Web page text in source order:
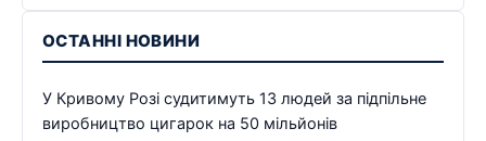
ОСТАННІ НОВИНИ
У Кривому Розі судитимуть 13 людей за підпільне
виробництво цигарок на 50 мільйонів